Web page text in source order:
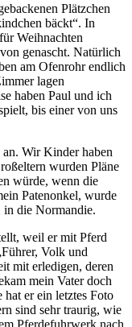
Plätzchen
bäckt . In
Weihnachten
genascht. Natürlich
am Ofenrohr endlich
lagen
haben Paul und ich
bis einer von uns
Wir Kinder haben
wurden Pläne
würde, wenn die
Patenonkel, wurde
in die Normandie.
weil er mit Pferd
Führer, Volk und
mit erledigen, deren
mein Vater doch
er ein letztes Foto
sind sehr traurig, wie
Pferdefuhrwerk nach